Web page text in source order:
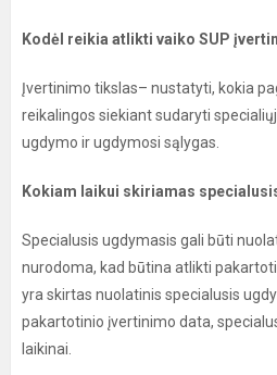
Kodėl reikia atlikti vaiko SUP
Įvertinimo tikslas– nustatyti, kokia
reikalingos siekiant sudaryti
ugdymo ir ugdymosi sąlygas.
Kokiam laikui skiriamas
Specialusis ugdymasis gali būti
nurodoma, kad būtina atlikti
yra skirtas nuolatinis specialusis
pakartotinio įvertinimo data,
laikinai.